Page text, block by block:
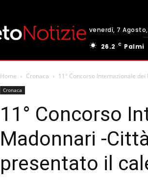
venerdì, 7
26.2
C Palmi
Home Cronaca 11° Concorso Internazionale
Cronaca
11° Concorso
Madonnari -
presentato il